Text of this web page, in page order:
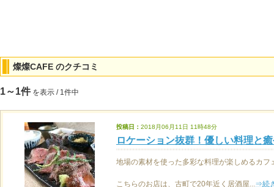
燦燦CAFE のクチコミ
1～1件 を表示 / 1件中
投稿日： 2018月06月11日 11時48分
ロケーション抜群！優しい料理と
地場の素材を使った多彩な料理が楽しめるカ
こちらのお店は、古町で20年近く居酒屋...⇒続